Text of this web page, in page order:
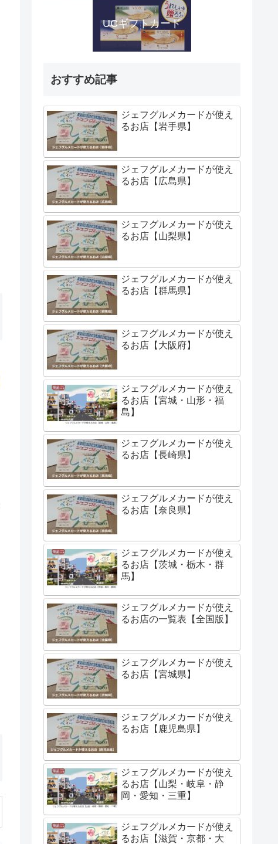
UCギフトカード
おすすめ記事
ジェフグルメカードが使え
るお店【岩手県】
ジェフグルメカードが使え
るお店【広島県】
ジェフグルメカードが使え
るお店【山梨県】
ジェフグルメカードが使え
るお店【群馬県】
ジェフグルメカードが使え
るお店【大阪府】
ジェフグルメカードが使え
るお店【宮城・山形・福
島】
ジェフグルメカードが使え
るお店【長崎県】
ジェフグルメカードが使え
るお店【奈良県】
ジェフグルメカードが使え
るお店【茨城・栃木・群
馬】
ジェフグルメカードが使え
るお店の一覧表【全国版】
ジェフグルメカードが使え
るお店【宮城県】
ジェフグルメカードが使え
るお店【鹿児島県】
ジェフグルメカードが使え
るお店【山梨・岐阜・静
岡・愛知・三重】
ジェフグルメカードが使え
るお店【滋賀・京都・大